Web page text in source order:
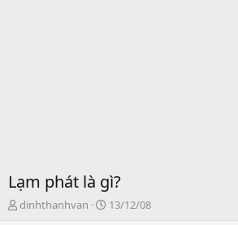
Lạm phát là gì?
T
dinhthanhvan
S13/12/08